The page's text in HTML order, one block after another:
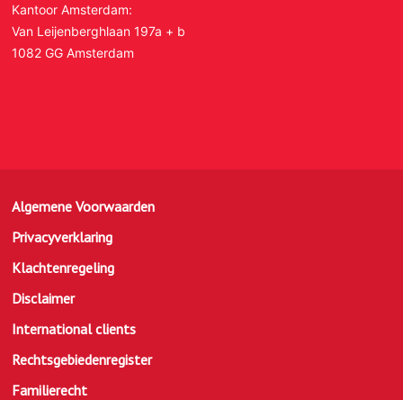
Kantoor Amsterdam:
Van Leijenberghlaan 197a + b
1082 GG Amsterdam
Algemene Voorwaarden
Privacyverklaring
Klachtenregeling
Disclaimer
International clients
Rechtsgebiedenregister
Familierecht